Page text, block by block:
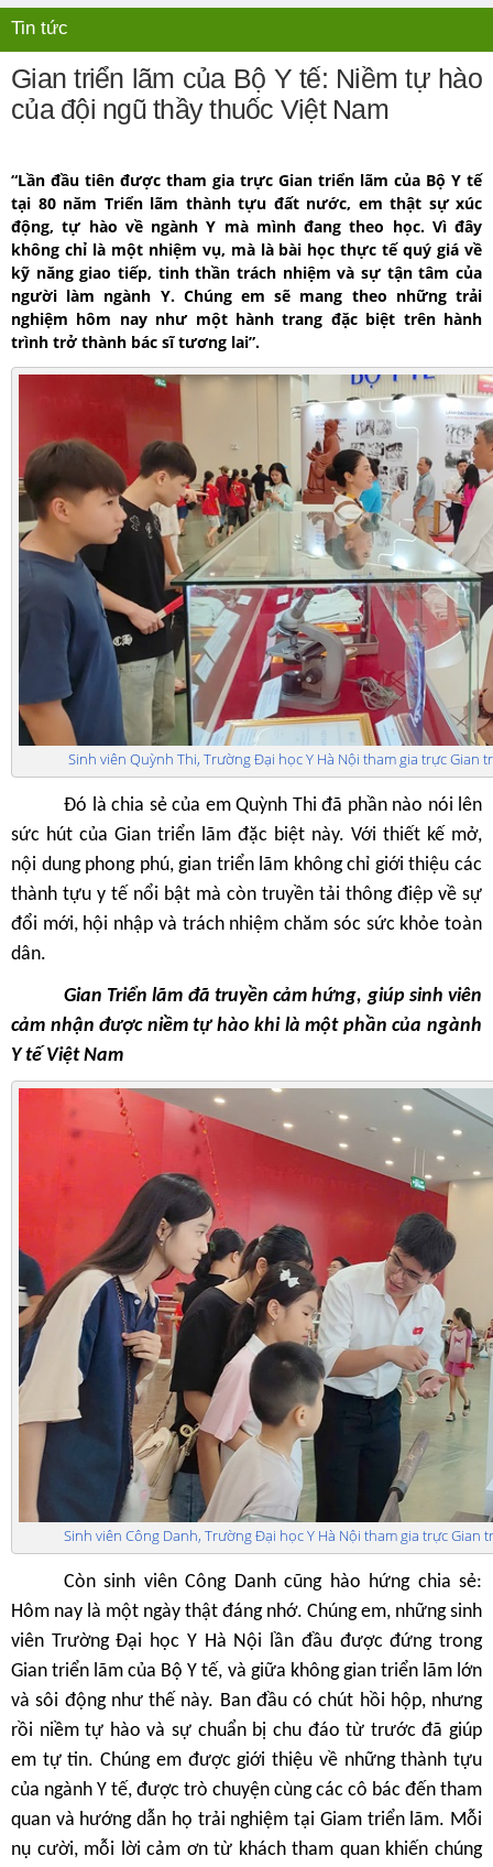
Tin tức
Gian triển lãm của Bộ Y tế: Niềm tự hào
của đội ngũ thầy thuốc Việt Nam
“Lần đầu tiên được tham gia trực Gian triển lãm của Bộ Y tế
tại 80 năm Triển lãm thành tựu đất nước, em thật sự xúc
động, tự hào về ngành Y mà mình đang theo học. Vì đây
không chỉ là một nhiệm vụ, mà là bài học thực tế quý giá về
kỹ năng giao tiếp, tinh thần trách nhiệm và sự tận tâm của
người làm ngành Y. Chúng em sẽ mang theo những trải
nghiệm hôm nay như một hành trang đặc biệt trên hành
trình trở thành bác sĩ tương lai”.
Sinh viên Quỳnh Thi, Trường Đại học Y Hà Nội tham gia trực Gian
Đó là chia sẻ của em Quỳnh Thi đã phần nào nói lên
sức hút của Gian triển lãm đặc biệt này. Với thiết kế mở,
nội dung phong phú, gian triển lãm không chỉ giới thiệu các
thành tựu y tế nổi bật mà còn truyền tải thông điệp về sự
đổi mới, hội nhập và trách nhiệm chăm sóc sức khỏe toàn
dân.
Gian Triển lãm đã truyền cảm hứng, giúp sinh viên
cảm nhận được niềm tự hào khi là một phần của ngành
Y tế Việt Nam
Sinh viên Công Danh, Trường Đại học Y Hà Nội tham gia trực Gian
Còn sinh viên Công Danh cũng hào hứng chia sẻ:
Hôm nay là một ngày thật đáng nhớ. Chúng em, những sinh
viên Trường Đại học Y Hà Nội lần đầu được đứng trong
Gian triển lãm của Bộ Y tế, và giữa không gian triển lãm lớn
và sôi động như thế này. Ban đầu có chút hồi hộp, nhưng
rồi niềm tự hào và sự chuẩn bị chu đáo từ trước đã giúp
em tự tin. Chúng em được giới thiệu về những thành tựu
của ngành Y tế, được trò chuyện cùng các cô bác đến tham
quan và hướng dẫn họ trải nghiệm tại Giam triển lãm. Mỗi
nụ cười, mỗi lời cảm ơn từ khách tham quan khiến chúng